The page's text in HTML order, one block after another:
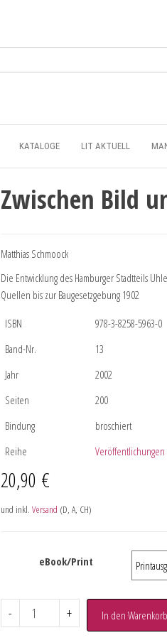
KATALOGE LIT AKTUELL
Zwischen Bild
Matthias Schmoock
Die Entwicklung des Hamburger Stadtteils
Quellen bis zur Baugesetzgebung 1902
ISBN
978-3-8258-5963-0
Band-Nr.
13
Jahr
2002
Seiten
200
Bindung
broschiert
Reihe
Veröffentlichungen
20,90 €
und inkl. Versand (D, A, CH)
eBook/Print
- + In den Warenkorb